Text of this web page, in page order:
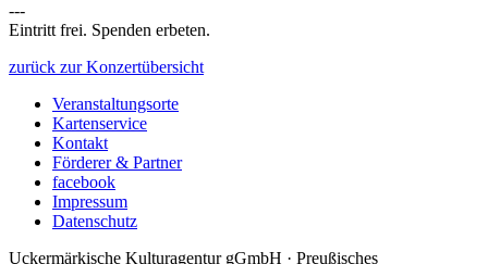
---
Eintritt frei. Spenden erbeten.
zurück zur Konzertübersicht
Veranstaltungsorte
Kartenservice
Kontakt
Förderer & Partner
facebook
Impressum
Datenschutz
Uckermärkische Kulturagentur gGmbH · Preußisches